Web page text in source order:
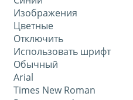
Изображения
Цветные
Отключить
Использовать шрифт
Обычный
Arial
Times New Roman